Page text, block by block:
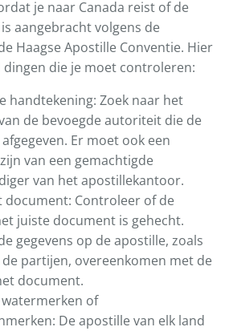
je naar Canada reist of de
aangebracht volgens de
Haagse Apostille Conventie. Hier
dingen die je moet controleren:
handtekening: Zoek naar het
de bevoegde autoriteit die de
Er moet ook een
van een gemachtigde
van het apostillekantoor.
document: Controleer of de
juiste document is gehecht.
gegevens op de apostille, zoals
partijen, overeenkomen met de
document.
of
De apostille van elk land